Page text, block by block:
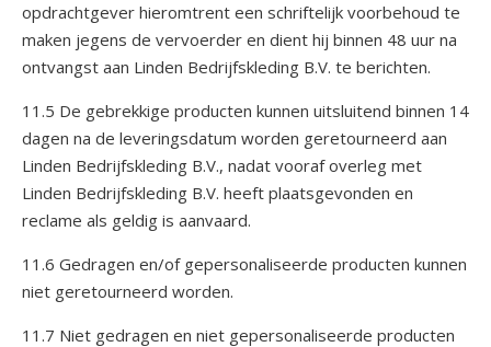
opdrachtgever hieromtrent een schriftelijk voorbehoud te
maken jegens de vervoerder en dient hij binnen 48 uur na
ontvangst aan Linden Bedrijfskleding B.V. te berichten.
11.5 De gebrekkige producten kunnen uitsluitend binnen 14
dagen na de leveringsdatum worden geretourneerd aan
Linden Bedrijfskleding B.V., nadat vooraf overleg met
Linden Bedrijfskleding B.V. heeft plaatsgevonden en
reclame als geldig is aanvaard.
11.6 Gedragen en/of gepersonaliseerde producten kunnen
niet geretourneerd worden.
11.7 Niet gedragen en niet gepersonaliseerde producten